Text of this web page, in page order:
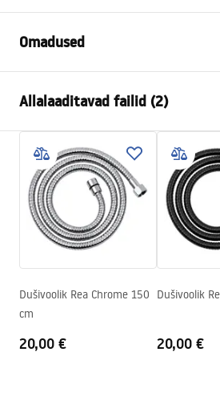
Omadused
Garantii
Materjal
Kaal
1kg
Tootja kood
JS-
Värv
Must
Allalaaditavad failid (2)
Turvalisuse teave
Garantiitingimused
Dušivoolik Rea Chrome 150
cm
20,00 €
Dušivoolik
20,00 €